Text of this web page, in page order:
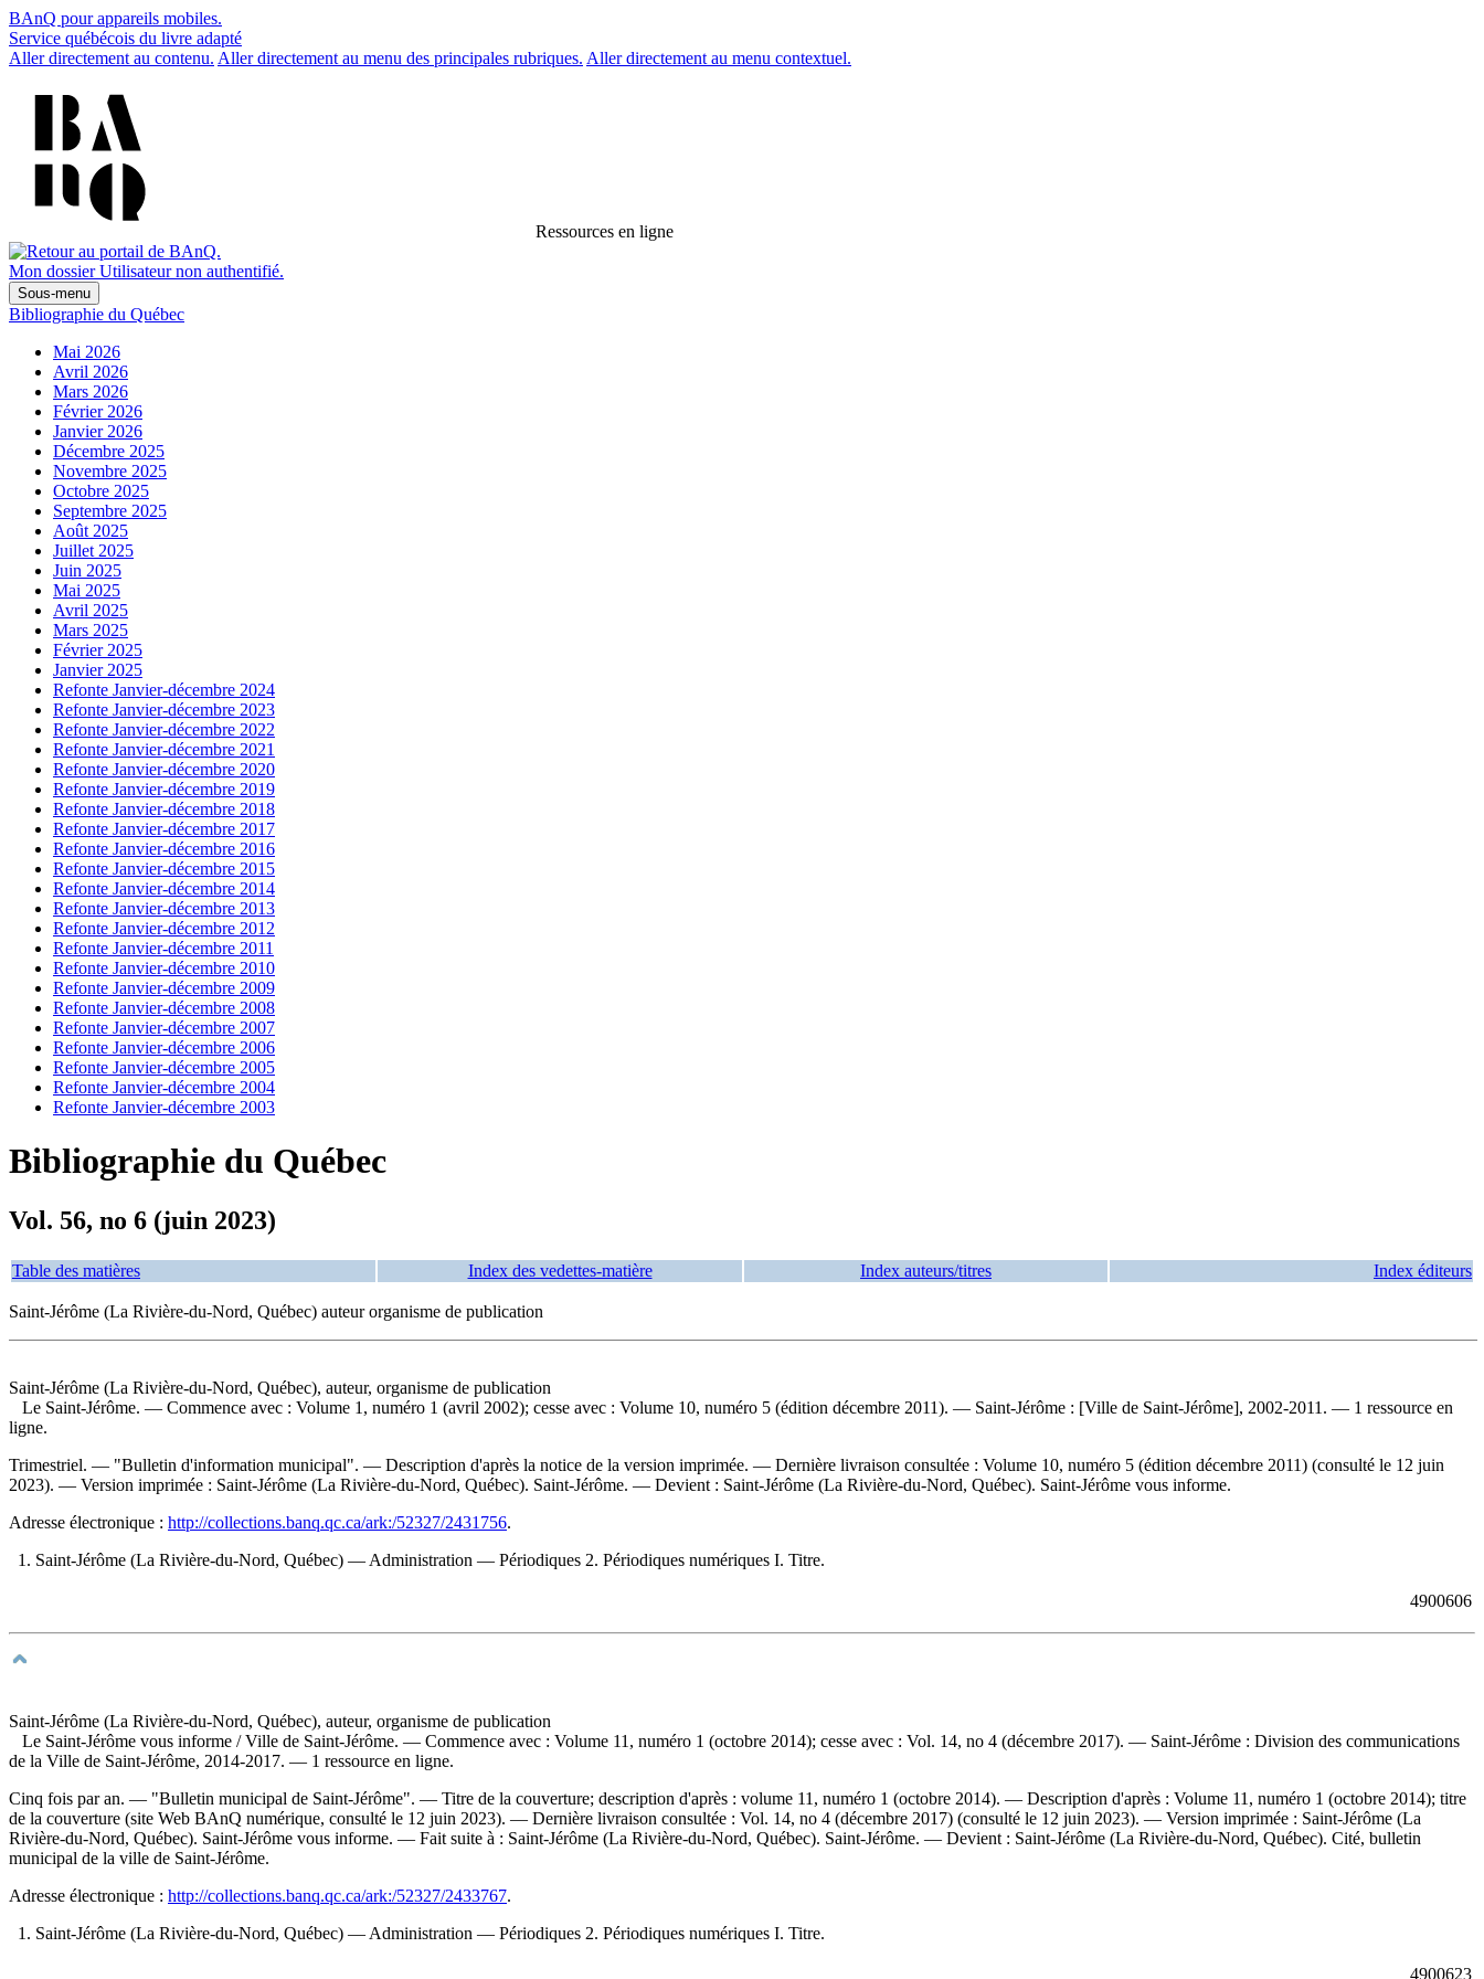
BAnQ pour appareils mobiles.
Service québécois du livre adapté
Aller directement au contenu. Aller directement au menu des principales rubriques. Aller directement au menu contextuel.
Ressources en ligne
Mon dossier Utilisateur non authentifié.
Sous-menu
Bibliographie du Québec
Mai 2026
Avril 2026
Mars 2026
Février 2026
Janvier 2026
Décembre 2025
Novembre 2025
Octobre 2025
Septembre 2025
Août 2025
Juillet 2025
Juin 2025
Mai 2025
Avril 2025
Mars 2025
Février 2025
Janvier 2025
Refonte Janvier-décembre 2024
Refonte Janvier-décembre 2023
Refonte Janvier-décembre 2022
Refonte Janvier-décembre 2021
Refonte Janvier-décembre 2020
Refonte Janvier-décembre 2019
Refonte Janvier-décembre 2018
Refonte Janvier-décembre 2017
Refonte Janvier-décembre 2016
Refonte Janvier-décembre 2015
Refonte Janvier-décembre 2014
Refonte Janvier-décembre 2013
Refonte Janvier-décembre 2012
Refonte Janvier-décembre 2011
Refonte Janvier-décembre 2010
Refonte Janvier-décembre 2009
Refonte Janvier-décembre 2008
Refonte Janvier-décembre 2007
Refonte Janvier-décembre 2006
Refonte Janvier-décembre 2005
Refonte Janvier-décembre 2004
Refonte Janvier-décembre 2003
Bibliographie du Québec
Vol. 56, no 6 (juin 2023)
Table des matières Index des vedettes-matière Index auteurs/titres Index éditeurs
Saint-Jérôme (La Rivière-du-Nord, Québec) auteur organisme de publication
Saint-Jérôme (La Rivière-du-Nord, Québec), auteur, organisme de publication
Le Saint-Jérôme. — Commence avec : Volume 1, numéro 1 (avril 2002); cesse avec : Volume 10, numéro 5 (édition décembre 2011). — Saint-Jérôme : [Ville de Saint-Jérôme], 2002-2011. — 1 ressource en
ligne.
Trimestriel. — "Bulletin d'information municipal". — Description d'après la notice de la version imprimée. — Dernière livraison consultée : Volume 10, numéro 5 (édition décembre 2011) (consulté le 12 juin
2023). — Version imprimée : Saint-Jérôme (La Rivière-du-Nord, Québec). Saint-Jérôme. — Devient : Saint-Jérôme (La Rivière-du-Nord, Québec). Saint-Jérôme vous informe.
Adresse électronique : http://collections.banq.qc.ca/ark:/52327/2431756.
1. Saint-Jérôme (La Rivière-du-Nord, Québec) — Administration — Périodiques 2. Périodiques numériques I. Titre.
4900606
Saint-Jérôme (La Rivière-du-Nord, Québec), auteur, organisme de publication
Le Saint-Jérôme vous informe / Ville de Saint-Jérôme. — Commence avec : Volume 11, numéro 1 (octobre 2014); cesse avec : Vol. 14, no 4 (décembre 2017). — Saint-Jérôme : Division des communications
de la Ville de Saint-Jérôme, 2014-2017. — 1 ressource en ligne.
Cinq fois par an. — "Bulletin municipal de Saint-Jérôme". — Titre de la couverture; description d'après : volume 11, numéro 1 (octobre 2014). — Description d'après : Volume 11, numéro 1 (octobre 2014); titre
de la couverture (site Web BAnQ numérique, consulté le 12 juin 2023). — Dernière livraison consultée : Vol. 14, no 4 (décembre 2017) (consulté le 12 juin 2023). — Version imprimée : Saint-Jérôme (La
Rivière-du-Nord, Québec). Saint-Jérôme vous informe. — Fait suite à : Saint-Jérôme (La Rivière-du-Nord, Québec). Saint-Jérôme. — Devient : Saint-Jérôme (La Rivière-du-Nord, Québec). Cité, bulletin
municipal de la ville de Saint-Jérôme.
Adresse électronique : http://collections.banq.qc.ca/ark:/52327/2433767.
1. Saint-Jérôme (La Rivière-du-Nord, Québec) — Administration — Périodiques 2. Périodiques numériques I. Titre.
4900623